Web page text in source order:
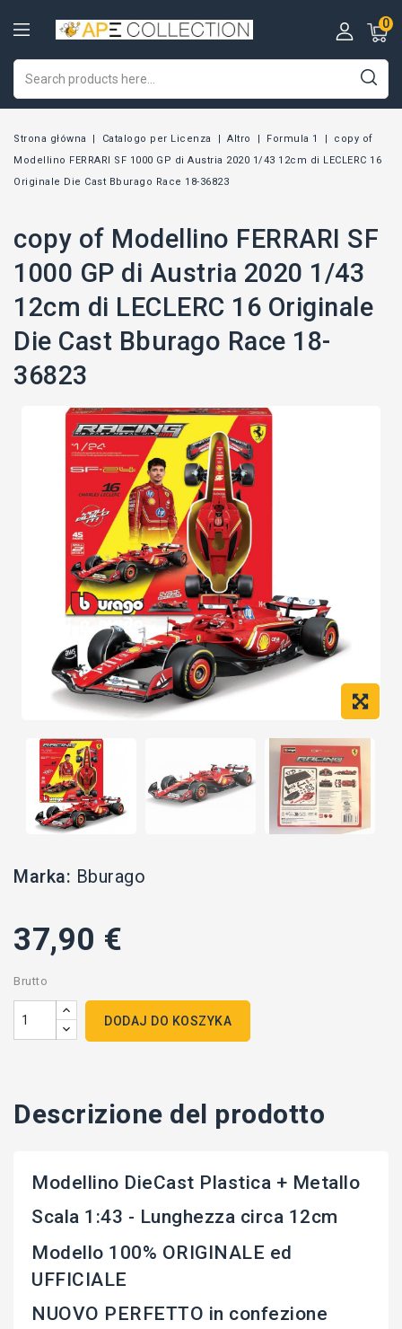
0
Strona główna Catalogo per Licenza Altro Formula 1
copy of
Modellino FERRARI SF 1000 GP di Austria 2020 1/43 12cm di LECLERC 16
Originale Die Cast Bburago Race 18-36823
copy of Modellino FERRARI SF
1000 GP di Austria 2020 1/43
12cm di LECLERC 16 Originale
Die Cast Bburago Race 18-
36823
Marka: Bburago
37,90 €
Brutto
DODAJ DO KOSZYKA
Descrizione del prodotto
Modellino DieCast Plastica + Metallo
Scala 1:43 - Lunghezza circa 12cm
Modello 100% ORIGINALE ed
UFFICIALE
NUOVO PERFETTO in confezione